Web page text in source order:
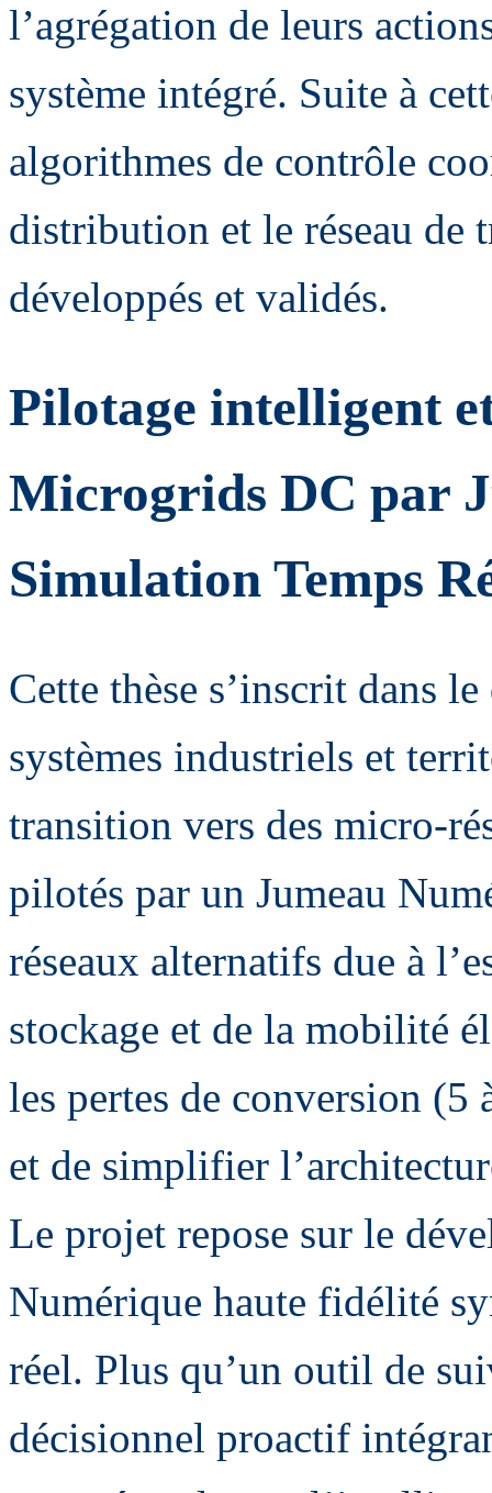
l’agrégation de leurs
système intégré. Suite à
algorithmes de contrôle
distribution et le réseau de
développés et validés.
Pilotage intelligent
Microgrids DC par
Simulation Temps
Cette thèse s’inscrit dans
systèmes industriels et
transition vers des micro-
pilotés par un Jumeau
réseaux alternatifs due à
stockage et de la mobilité
les pertes de conversion
et de simplifier
Le projet repose sur le
Numérique haute fidélité
réel. Plus qu’un outil de
décisionnel proactif